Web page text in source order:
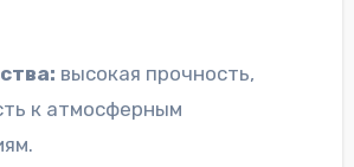
высокая прочность,
к атмосферным